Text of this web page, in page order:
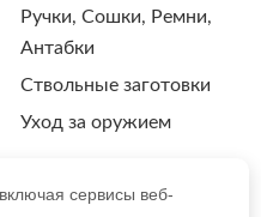
Ручки, Сошки, Ремни,
Антабки
Ствольные заготовки
Уход за оружием
сервисы веб-